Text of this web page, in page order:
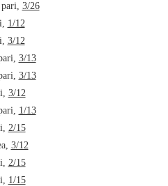
3/26
1/12
3/12
3/13
3/13
3/12
1/13
2/15
3/12
2/15
1/15